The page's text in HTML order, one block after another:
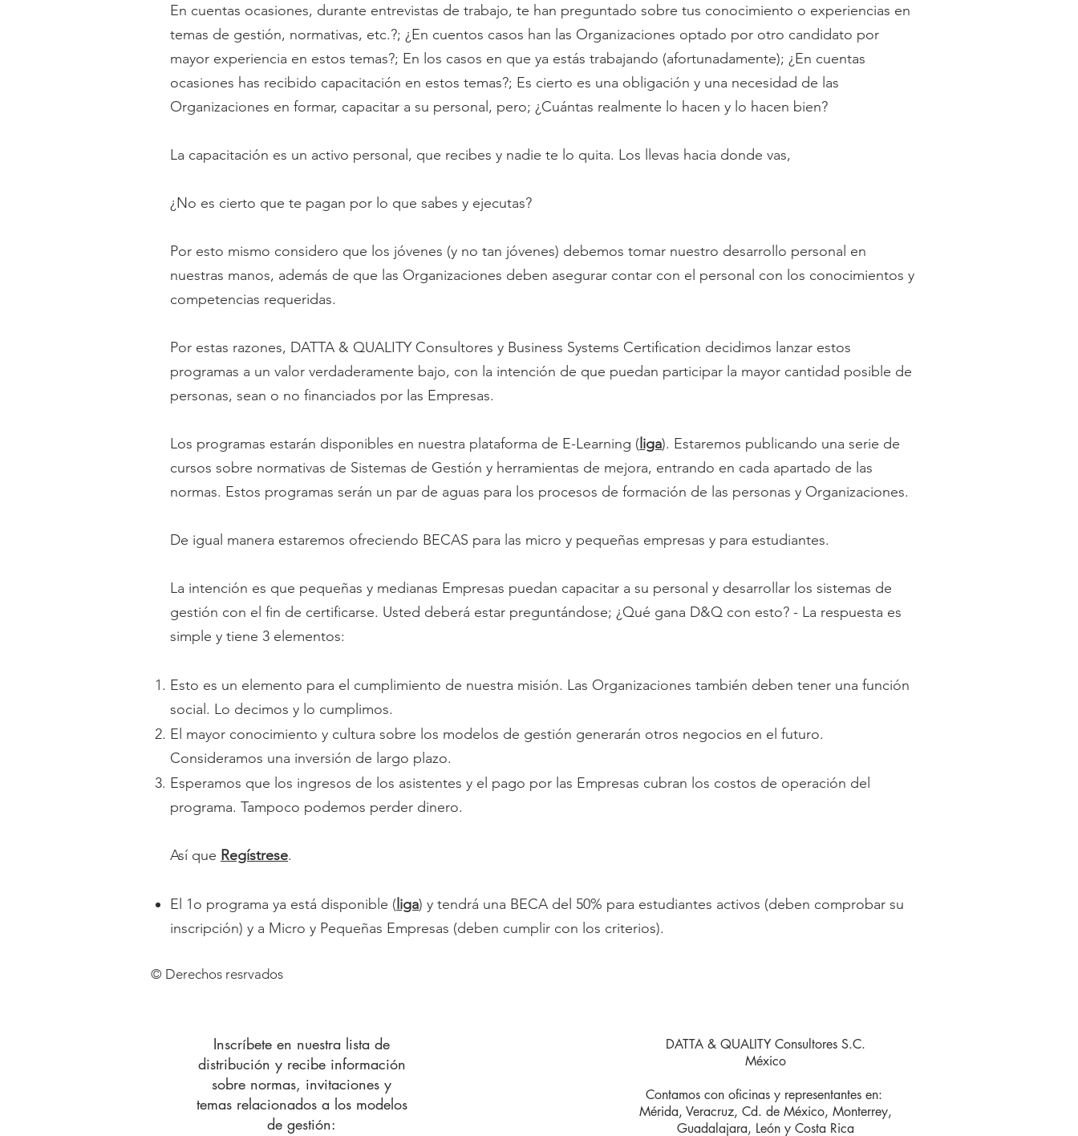
En cuentas ocasiones, durante entrevistas de trabajo, te han preguntado sobre tus conocimiento o experiencias en
temas de gestión, normativas, etc.?; ¿En cuentos casos han las Organizaciones optado por otro candidato por
mayor experiencia en estos temas?; En los casos en que ya estás trabajando (afortunadamente); ¿En cuentas
ocasiones has recibido capacitación en estos temas?; Es cierto es una obligación y una necesidad de las
Organizaciones en formar, capacitar a su personal, pero; ¿Cuántas realmente lo hacen y lo hacen bien?
La capacitación es un activo personal, que recibes y nadie te lo quita. Los llevas hacia donde vas,
¿No es cierto que te pagan por lo que sabes y ejecutas?
Por esto mismo considero que los jóvenes (y no tan jóvenes) debemos tomar nuestro desarrollo personal en
nuestras manos, además de que las Organizaciones deben asegurar contar con el personal con los conocimientos y
competencias requeridas.
Por estas razones, DATTA & QUALITY Consultores y Business Systems Certification decidimos lanzar estos
programas a un valor verdaderamente bajo, con la intención de que puedan participar la mayor cantidad posible de
personas, sean o no financiados por las Empresas.
Los programas estarán disponibles en nuestra plataforma de E-Learning ( liga). Estaremos publicando una serie de
cursos sobre normativas de Sistemas de Gestión y herramientas de mejora, entrando en cada apartado de las
normas. Estos programas serán un par de aguas para los procesos de formación de las personas y Organizaciones.
De igual manera estaremos ofreciendo BECAS para las micro y pequeñas empresas y para estudiantes.
La intención es que pequeñas y medianas Empresas puedan capacitar a su personal y desarrollar los sistemas de
gestión con el fin de certificarse. Usted deberá estar preguntándose; ¿Qué gana D&Q con esto? - La respuesta es
simple y tiene 3 elementos:
Esto es un elemento para el cumplimiento de nuestra misión. Las Organizaciones también deben tener una función
social. Lo decimos y lo cumplimos.
El mayor conocimiento y cultura sobre los modelos de gestión generarán otros negocios en el futuro.
Consideramos una inversión de largo plazo.
Esperamos que los ingresos de los asistentes y el pago por las Empresas cubran los costos de operación del
programa. Tampoco podemos perder dinero.
Así que Regístrese.
El 1o programa ya está disponible ( liga) y tendrá una BECA del 50% para estudiantes activos (deben comprobar su
inscripción) y a Micro y Pequeñas Empresas (deben cumplir con los criterios).
© Derechos resrvados
Inscríbete en nuestra lista de
distribución y recibe información
sobre normas, invitaciones y
temas relacionados a los modelos
de gestión:
DATTA & QUALITY Consultores S.C.
México
Contamos con oficinas y representantes en:
Mérida, Veracruz, Cd. de México, Monterrey,
Guadalajara, León y Costa Rica